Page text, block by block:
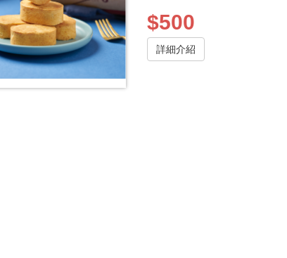
$500
詳細介紹